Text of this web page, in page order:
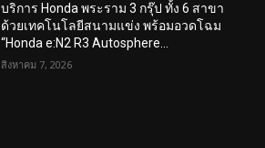
บริการ Honda พระราม 3 กรุ๊ป ทั้ง 6 สาขา
ด้วยเทคโนโลยีสนามแข่ง พร้อมอวดโฉม
“Honda e:N2 R3 Autosphere...
สิงหาคม 7, 2026